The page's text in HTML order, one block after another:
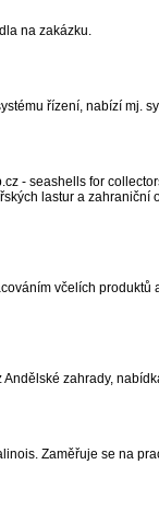
na zakázku.
řízení, nabízí mj.
- seashells for
lastur a zahraniční
včelích produktů
zahrady,
Zaměřuje se na